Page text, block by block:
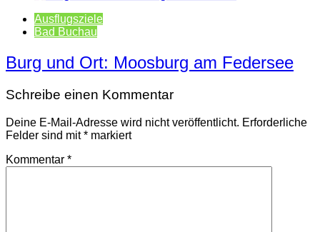
Ausflugsziele
Bad Buchau
Burg und Ort: Moosburg am Federsee
Schreibe einen Kommentar
Deine E-Mail-Adresse wird nicht veröffentlicht. Erforderliche
Felder sind mit* markiert
Kommentar *